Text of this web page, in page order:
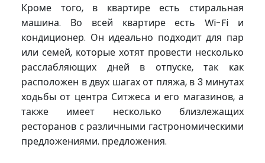
Кроме того, в квартире есть стиральная
машина. Во всей квартире есть Wi-Fi и
кондиционер. Он идеально подходит для пар
или семей, которые хотят провести несколько
расслабляющих дней в отпуске, так как
расположен в двух шагах от пляжа, в 3 минутах
ходьбы от центра Ситжеса и его магазинов, а
также имеет несколько близлежащих
ресторанов с различными гастрономическими
предложениями. предложения.